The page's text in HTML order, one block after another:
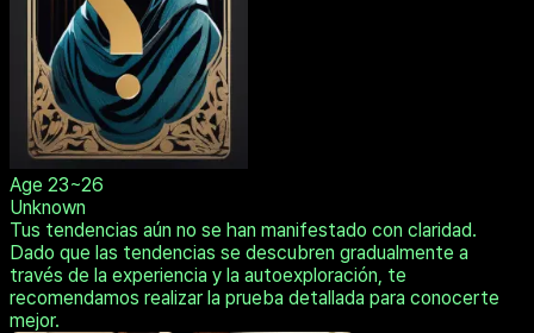
Age 23~26
Unknown
Tus tendencias aún no se han manifestado con claridad.
Dado que las tendencias se descubren gradualmente a
través de la experiencia y la autoexploración, te
recomendamos realizar la prueba detallada para conocerte
mejor.